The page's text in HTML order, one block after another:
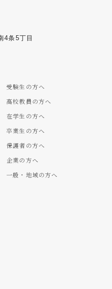
4条5丁目
受験生の方へ
高校教員の方へ
在学生の方へ
卒業生の方へ
保護者の方へ
企業の方へ
一般・地域の方へ